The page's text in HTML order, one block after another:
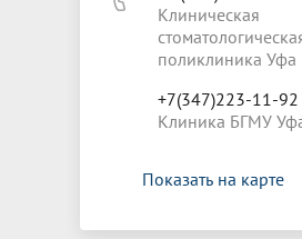
Клиническая
поликлиника Уфа
+7(347)223-11-92
Клиника БГМУ
Показать на карте